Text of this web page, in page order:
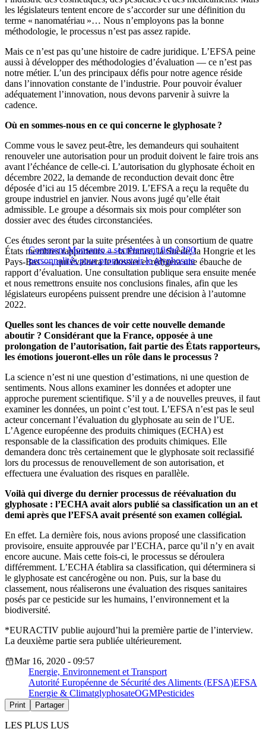
les législateurs tentent encore de s’accorder sur une définition du
terme « nanomatériau »… Nous n’employons pas la bonne
méthodologie, le processus n’est pas assez rapide.
Mais ce n’est pas qu’une histoire de cadre juridique. L’EFSA peine
aussi à développer des méthodologies d’évaluation — ce n’est pas
notre métier. L’un des principaux défis pour notre agence réside
dans l’innovation constante de l’industrie. Pour pouvoir évaluer
adéquatement l’innovation, nous devons parvenir à suivre la
cadence.
Où en sommes-nous en ce qui concerne le glyphosate ?
Comme vous le savez peut-être, les demandeurs qui souhaitent
renouveler une autorisation pour un produit doivent le faire trois ans
avant l’échéance de celle-ci. L’autorisation du glyphosate échoit en
décembre 2022, la demande de reconduction devait donc être
déposée d’ici au 15 décembre 2019. L’EFSA a reçu la requête du
groupe industriel en janvier. Nous avons jugé qu’elle était
admissible. Le groupe a désormais six mois pour compléter son
dossier avec des études circonstanciées.
Comment Monsanto a secrètement fiché 200
personnalités pour promouvoir le glyphosate
Ces études seront par la suite présentées à un consortium de quatre
États membres rapporteurs — la France, la Suède, la Hongrie et les
Pays-Bas —, qui évaluera le dossier et rédigera une ébauche de
rapport d’évaluation. Une consultation publique sera ensuite menée
et nous remettrons ensuite nos conclusions finales, afin que les
législateurs européens puissent prendre une décision à l’automne
2022.
Quelles sont les chances de voir cette nouvelle demande
aboutir ? Considérant que la France, opposée à une
prolongation de l’autorisation, fait partie des États rapporteurs,
les émotions joueront-elles un rôle dans le processus ?
La science n’est ni une question d’estimations, ni une question de
sentiments. Nous allons examiner les données et adopter une
approche purement scientifique. S’il y a de nouvelles preuves, il faut
examiner les données, un point c’est tout. L’EFSA n’est pas le seul
acteur concernant l’évaluation du glyphosate au sein de l’UE.
L’Agence européenne des produits chimiques (ECHA) est
responsable de la classification des produits chimiques. Elle
demandera donc très certainement que le glyphosate soit reclassifié
lors du processus de renouvellement de son autorisation, et
effectuera une évaluation des risques en parallèle.
Voilà qui diverge du dernier processus de réévaluation du
glyphosate : l’ECHA avait alors publié sa classification un an et
demi après que l’EFSA avait présenté son examen collégial.
En effet. La dernière fois, nous avions proposé une classification
provisoire, ensuite approuvée par l’ECHA, parce qu’il n’y en avait
encore aucune. Mais cette fois-ci, le processus se déroulera
différemment. L’ECHA établira sa classification, qui déterminera si
le glyphosate est cancérogène ou non. Puis, sur la base du
classement, nous réaliserons une évaluation des risques sanitaires
posés par ce pesticide sur les humains, l’environnement et la
biodiversité.
*EURACTIV publie aujourd’hui la première partie de l’interview.
La deuxième partie sera publiée ultérieurement.
Mar 16, 2020 - 09:57
Energie, Environnement et Transport
Autorité Européenne de Sécurité des Aliments (EFSA)EFSA
Energie & ClimatglyphosateOGMPesticides
Print Partager
LES PLUS LUS